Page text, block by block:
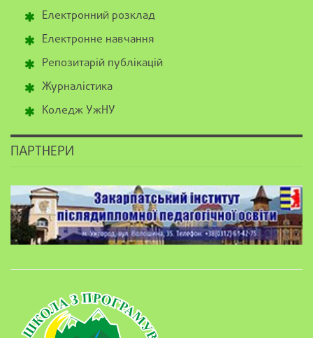
Електронний розклад
Електронне навчання
Репозитарій публікацій
Журналістика
Коледж УжНУ
ПАРТНЕРИ